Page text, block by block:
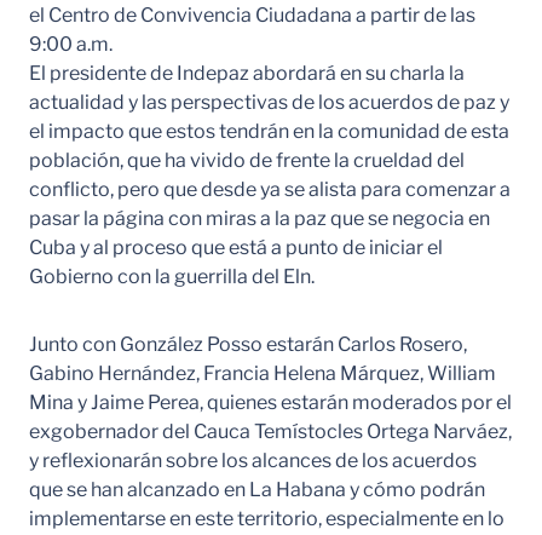
el Centro de Convivencia Ciudadana a partir de las
9:00 a.m.
El presidente de Indepaz abordará en su charla la
actualidad y las perspectivas de los acuerdos de paz y
el impacto que estos tendrán en la comunidad de esta
población, que ha vivido de frente la crueldad del
conflicto, pero que desde ya se alista para comenzar a
pasar la página con miras a la paz que se negocia en
Cuba y al proceso que está a punto de iniciar el
Gobierno con la guerrilla del Eln.
Junto con González Posso estarán Carlos Rosero,
Gabino Hernández, Francia Helena Márquez, William
Mina y Jaime Perea, quienes estarán moderados por el
exgobernador del Cauca Temístocles Ortega Narváez,
y reflexionarán sobre los alcances de los acuerdos
que se han alcanzado en La Habana y cómo podrán
implementarse en este territorio, especialmente en lo